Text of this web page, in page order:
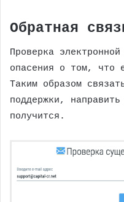
Обратная
Проверка
опасения о том, что
Таким образом
поддержки,
получится.